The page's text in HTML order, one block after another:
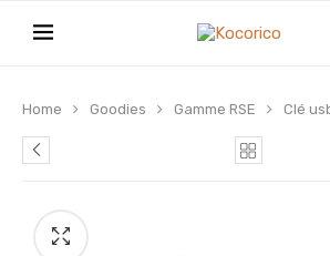
Home Goodies Gamme RSE Clé